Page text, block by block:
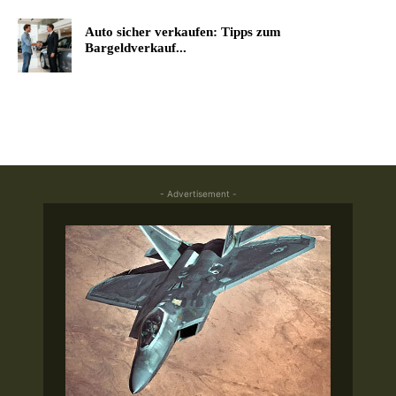
Auto sicher verkaufen: Tipps zum
Bargeldverkauf...
- Advertisement -